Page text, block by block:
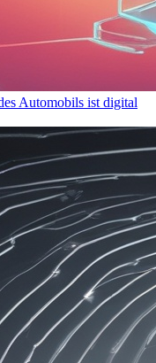
Automobils ist digital